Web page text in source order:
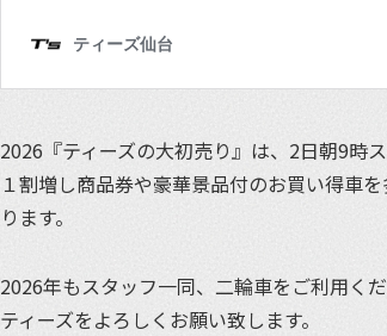
2026『ティーズの大初売り』は、2日朝9時
１割増し商品券や豪華景品付のお買い得車
ります。
2026年もスタッフ一同、二輪車をご利用く
ティーズをよろしくお願い致します。